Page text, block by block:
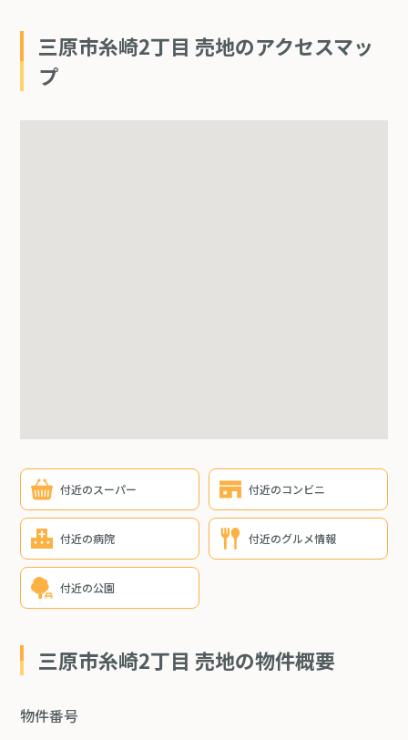
三原市糸崎2丁目 売地のアクセスマッ
プ
付近のスーパー 付近のコンビニ
付近の病院 付近のグルメ情報
付近の公園
三原市糸崎2丁目 売地の物件概要
物件番号